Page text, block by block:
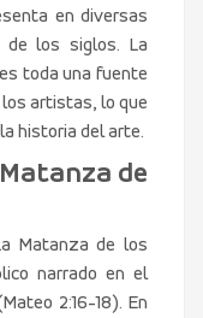
en diversas
los siglos. La
toda una fuente
artistas, lo que
historia del arte.
de
Matanza de los
narrado en el
2:16-18). En